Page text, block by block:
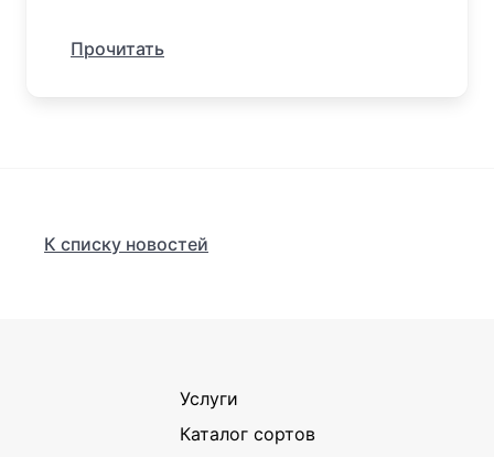
Прочитать
К списку новостей
Услуги
Каталог сортов